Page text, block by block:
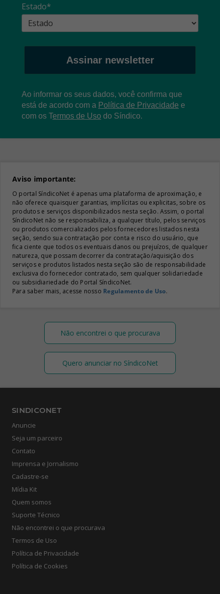
Estado*
Assinar newsletter
Ao informar os seus dados, você confirma que
está de acordo com a Política de Privacidade e
com os Termos de Uso do Síndico.
Aviso importante:
O portal SíndicoNet é apenas uma plataforma de aproximação, e
não oferece quaisquer garantias, implícitas ou explicitas, sobre os
produtos e serviços disponibilizados nesta seção. Assim, o portal
SíndicoNet não se responsabiliza, a qualquer título, pelos serviços
ou produtos comercializados pelos fornecedores listados nesta
seção, sendo sua contratação por conta e risco do usuário, que
fica ciente que todos os eventuais danos ou prejuízos, de qualquer
natureza, que possam decorrer da contratação/aquisição dos
serviços e produtos listados nesta seção são de responsabilidade
exclusiva do fornecedor contratado, sem qualquer solidariedade
ou subsidiariedade do Portal SíndicoNet.
Para saber mais, acesse nosso Regulamento de Uso.
Não encontrei o que procurava
Quero anunciar no SíndicoNet
SINDICONET
Anuncie
Seja um parceiro
Contato
Imprensa e Jornalismo
Cadastre-se
Mídia Kit
Quem somos
Suporte Técnico
Não encontrei o que procurava
Termos de Uso
Política de Privacidade
Política de Cookies